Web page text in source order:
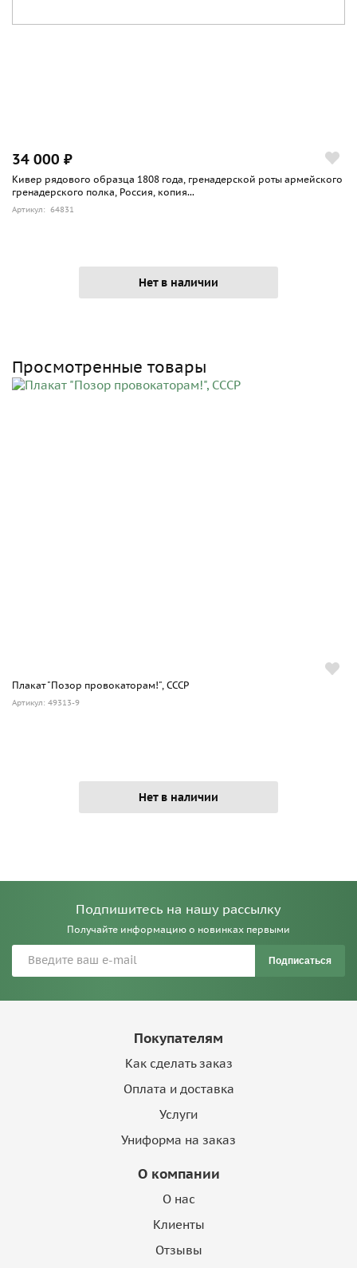
34 000 ₽
Кивер рядового образца 1808 года, гренадерской роты армейского
гренадерского полка, Россия, копия...
Артикул: 64831
Нет в наличии
Просмотренные товары
Плакат "Позор провокаторам!", СССР
Артикул: 49313-9
Нет в наличии
Подпишитесь на нашу рассылку
Получайте информацию о новинках первыми
Подписаться
Покупателям
Как сделать заказ
Оплата и доставка
Услуги
Униформа на заказ
О компании
О нас
Клиенты
Отзывы